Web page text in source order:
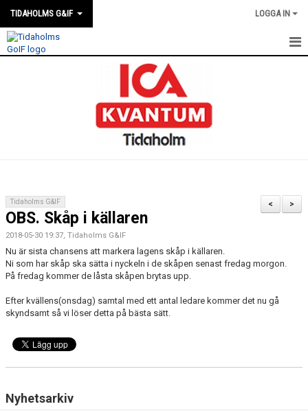
TIDAHOLMS G&IF LOGGA IN
FÖRENINGEN
SOUVENIRER
GAMLA GIFFS TORSDAGSTRÄFFAR
MATCHER
CUPER ARBETSBESKRIVNING
PLANSCHEMA
>
<
Tidaholms G&IF
OBS. Skåp i källaren
2018-05-30 19:37, Tidaholms G&IF
Nu är sista chansens att markera lagens skåp i källaren.
Ni som har skåp ska sätta i nyckeln i de skåpen senast fredag morgon.
På fredag kommer de låsta skåpen brytas upp.
Efter kvällens(onsdag) samtal med ett antal ledare kommer det nu gå
skyndsamt så vi löser detta på bästa sätt.
Nyhetsarkiv